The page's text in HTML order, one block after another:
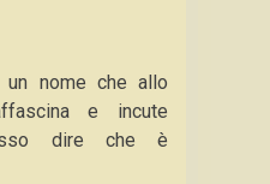
un nome che allo
e incute
dire che è